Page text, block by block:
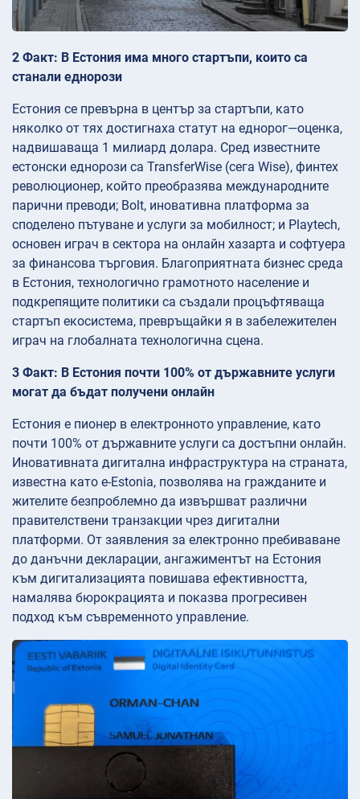
2 Факт: В Естония има много стартъпи, които са
станали еднорози
Естония се превърна в център за стартъпи, като
няколко от тях достигнаха статут на еднорог—оценка,
надвишаваща 1 милиард долара. Сред известните
естонски еднорози са TransferWise (сега Wise), финтех
революционер, който преобразява международните
парични преводи; Bolt, иновативна платформа за
споделено пътуване и услуги за мобилност; и Playtech,
основен играч в сектора на онлайн хазарта и софтуера
за финансова търговия. Благоприятната бизнес среда
в Естония, технологично грамотното население и
подкрепящите политики са създали процъфтяваща
стартъп екосистема, превръщайки я в забележителен
играч на глобалната технологична сцена.
3 Факт: В Естония почти 100% от държавните услуги
могат да бъдат получени онлайн
Естония е пионер в електронното управление, като
почти 100% от държавните услуги са достъпни онлайн.
Иновативната дигитална инфраструктура на страната,
известна като e-Estonia, позволява на гражданите и
жителите безпроблемно да извършват различни
правителствени транзакции чрез дигитални
платформи. От заявления за електронно пребиваване
до данъчни декларации, ангажиментът на Естония
към дигитализацията повишава ефективността,
намалява бюрокрацията и показва прогресивен
подход към съвременното управление.